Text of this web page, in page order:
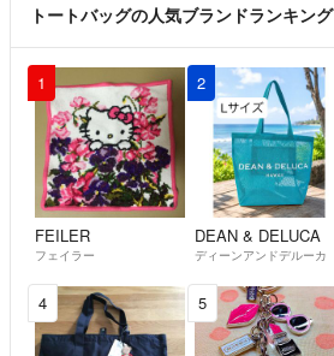
トートバッグの人気ブランドランキング
1
FEILER
フェイラー
2
DEAN & DELUCA
ディーンアンドデルーカ
4 5